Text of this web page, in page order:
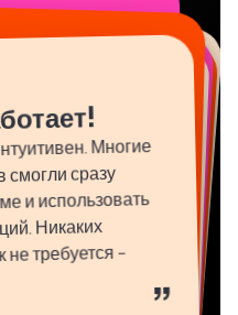
Многие
смогли сразу
и использовать
Никаких
не требуется -
”